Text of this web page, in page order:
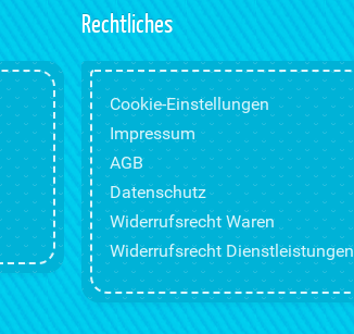
Rechtliches
Cookie-Einstellungen
Impressum
AGB
Datenschutz
Widerrufsrecht Waren
Widerrufsrecht Dienstleistungen